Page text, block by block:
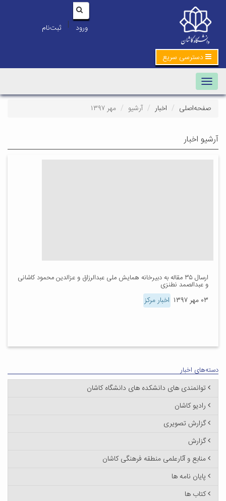
ورود | ثبت‌نام
دسترسی سریع
Toggle navigation
صفحه‌اصلی اخبار آرشیو مهر ۱۳۹۷
آرشیو اخبار
ارسال ۳۵ مقاله به دبیرخانه همایش ملی عبدالرزاق و عزالدین محمود کاشانی
و عبدالصمد نطنزی
۰۳ مهر ۱۳۹۷ اخبار مرکز
دسته‌های اخبار
توانمندی های دانشکده های دانشگاه کاشان
رادیو کاشان
گزارش تصویری
گزارش
منابع و آثارعلمی منطقه فرهنگی کاشان
پایان نامه ها
کتاب ها